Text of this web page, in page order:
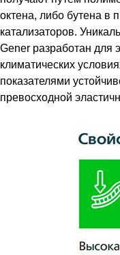
октена, либо бутена в
катализаторов.
Gener разработан для
климатических
показателями
превосходной